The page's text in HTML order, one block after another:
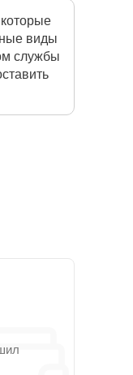
виды
службы